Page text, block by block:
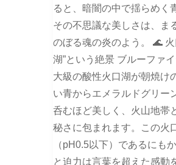
ると、暗闇の中で揺らめく
その不思議な美しさは、ま
のぼる魂の炎のよう。 🌊
湖”という絶景 ブルーファ
大級の酸性火口湖が朝焼け
い青からエメラルドグリー
呑むほど美しく、火山地帯
秘さに包まれます。この火
（pH0.5以下）であるにも
と迫力は言葉を超えた感動